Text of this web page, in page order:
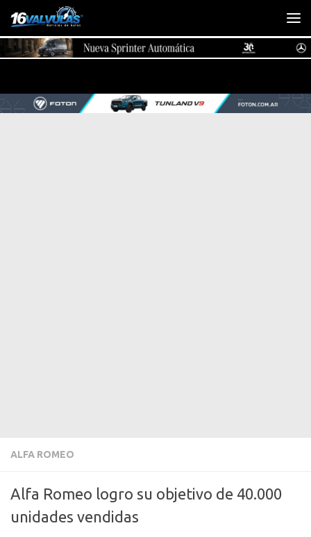
Saltar al contenido
ALFA ROMEO
Alfa Romeo logro su objetivo de 40.000
unidades vendidas